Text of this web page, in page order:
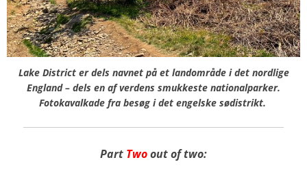
Lake District er dels navnet på et landområde i det nordlige
England – dels en af verdens smukkeste nationalparker.
Fotokavalkade fra besøg idet engelske sødistrikt.
Part Twoout of two: